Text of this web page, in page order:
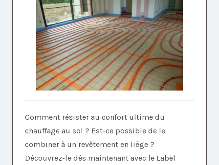
Comment résister au confort ultime du
chauffage au sol ? Est-ce possible de le
combiner à un revêtement en liège ?
Découvrez-le dès maintenant avec le Label